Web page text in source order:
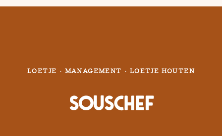
LOETJE · MANAGEMENT · LOETJE HOUTEN
Souschef